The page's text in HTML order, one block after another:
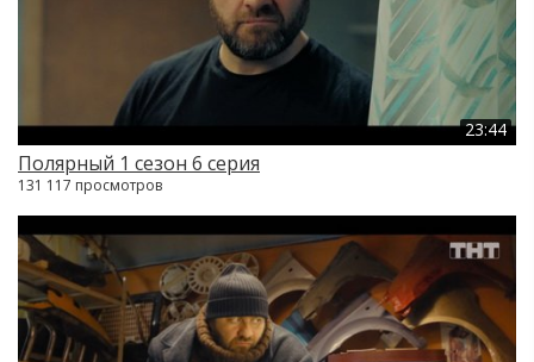
23:44
Полярный 1 сезон 6 серия
131 117 просмотров